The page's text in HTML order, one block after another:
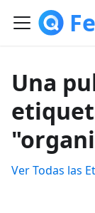
Una
Ver Todas las